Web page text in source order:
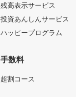
残高表示サービス
投資あんしんサービス
ハッピープログラム
手数料
超割コース